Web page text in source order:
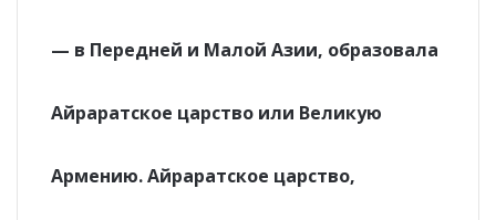
— в Передней и Малой Азии, образовала
Айраратское царство или Великую
Армению. Айраратское царство,